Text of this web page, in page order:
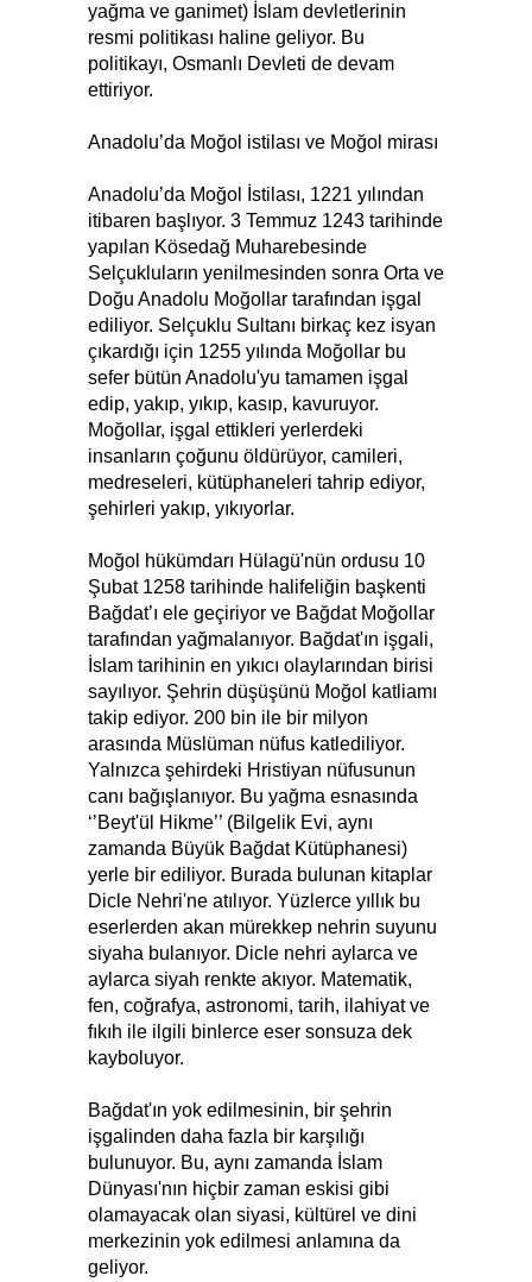
yağma ve ganimet) İslam devletlerinin
resmi politikası haline geliyor. Bu
politikayı, Osmanlı Devleti de devam
ettiriyor.
Anadolu’da Moğol istilası ve Moğol mirası
Anadolu’da Moğol İstilası, 1221 yılından
itibaren başlıyor. 3 Temmuz 1243 tarihinde
yapılan Kösedağ Muharebesinde
Selçukluların yenilmesinden sonra Orta ve
Doğu Anadolu Moğollar tarafından işgal
ediliyor. Selçuklu Sultanı birkaç kez isyan
çıkardığı için 1255 yılında Moğollar bu
sefer bütün Anadolu'yu tamamen işgal
edip, yakıp, yıkıp, kasıp, kavuruyor.
Moğollar, işgal ettikleri yerlerdeki
insanların çoğunu öldürüyor, camileri,
medreseleri, kütüphaneleri tahrip ediyor,
şehirleri yakıp, yıkıyorlar.
Moğol hükümdarı Hülagü'nün ordusu 10
Şubat 1258 tarihinde halifeliğin başkenti
Bağdat’ı ele geçiriyor ve Bağdat Moğollar
tarafından yağmalanıyor. Bağdat'ın işgali,
İslam tarihinin en yıkıcı olaylarından birisi
sayılıyor. Şehrin düşüşünü Moğol katliamı
takip ediyor. 200 bin ile bir milyon
arasında Müslüman nüfus katlediliyor.
Yalnızca şehirdeki Hristiyan nüfusunun
canı bağışlanıyor. Bu yağma esnasında
‘’Beyt'ül Hikme’’ (Bilgelik Evi, aynı
zamanda Büyük Bağdat Kütüphanesi)
yerle bir ediliyor. Burada bulunan kitaplar
Dicle Nehri'ne atılıyor. Yüzlerce yıllık bu
eserlerden akan mürekkep nehrin suyunu
siyaha bulanıyor. Dicle nehri aylarca ve
aylarca siyah renkte akıyor. Matematik,
fen, coğrafya, astronomi, tarih, ilahiyat ve
fıkıh ile ilgili binlerce eser sonsuza dek
kayboluyor.
Bağdat'ın yok edilmesinin, bir şehrin
işgalinden daha fazla bir karşılığı
bulunuyor. Bu, aynı zamanda İslam
Dünyası'nın hiçbir zaman eskisi gibi
olamayacak olan siyasi, kültürel ve dini
merkezinin yok edilmesi anlamına da
geliyor.